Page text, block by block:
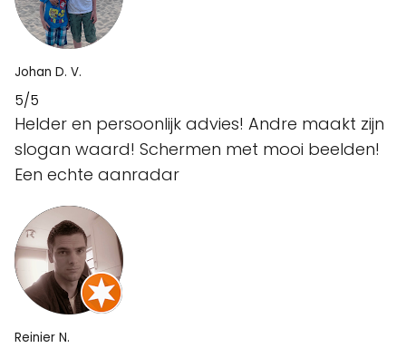
Johan D. V.
5/5
Helder en persoonlijk advies! Andre maakt zijn
slogan waard! Schermen met mooi beelden!
Een echte aanradar
Reinier N.